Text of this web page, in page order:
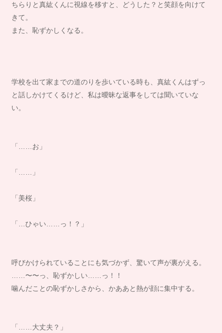
ちらりと真紘くんに視線を移すと、どうした？と笑顔を向けて
きて。
また、恥ずかしくなる。
学校を出て家までの道のりを歩いている時も、真紘くんはずっ
と話しかけてくるけど、私は曖昧な返事をしては聞いていな
い。
「……お」
「……」
「美桜」
「…ひゃい……っ！？」
呼びかけられていることにも気づかず、驚いて声が裏がえる。
……〜〜っ、恥ずかしい……っ！！
噛んだことの恥ずかしさから、かああと熱が顔に集中する。
「……大丈夫？」